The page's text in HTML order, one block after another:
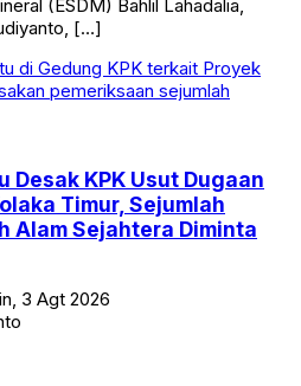
(ESDM) Bahlil Lahadalia,
[…]
KPK Usut Dugaan
Timur, Sejumlah
Alam Sejahtera Diminta
3 Agt 2026